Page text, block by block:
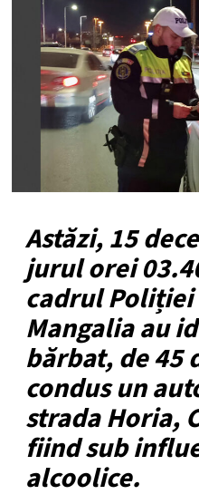
Astăzi, 15
jurul orei
cadrul
Mangalia au
bărbat, de 45
condus un
strada Horia,
fiind sub
alcoolice.